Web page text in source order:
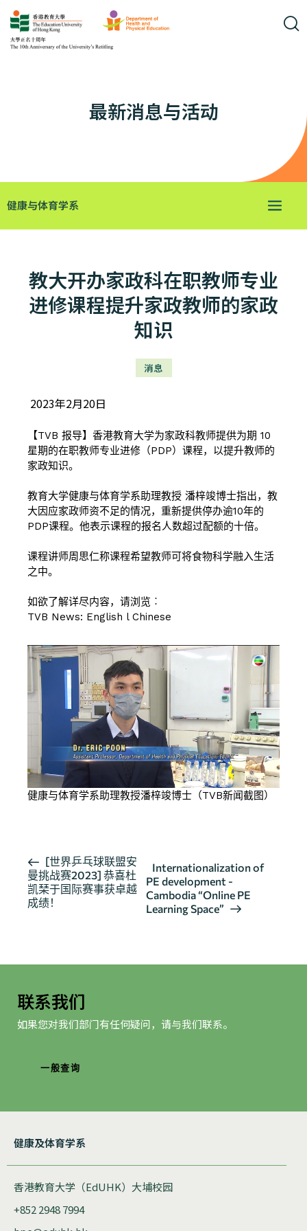
最新消息与活动
健康与体育学系
教大开办家政科在职教师专业
进修课程提升家政教师的家政
知识
消息
2023年2月20日
【TVB 报导】香港教育大学为家政科教师提供为期 10
星期的在职教师专业进修（PDP）课程，以提升教师的
家政知识。
教育大学健康与体育学系助理教授 潘梓竣博士指出，教
大因应家政师资不足的情况，重新提供停办逾10年的
PDP课程。他表示课程的报名人数超过配额的十倍。
课程讲师周思仁称课程希望教师可将食物科学融入生活
之中。
如欲了解详尽内容，请浏览︰
TVB News: English l Chinese
健康与体育学系助理教授潘梓竣博士（TVB新闻截图）
活
动
导
[世界乒乓球联盟安
曼挑战赛2023] 恭喜杜
凯琹于国际赛事获卓越
成绩！
Internationalization of
PE development -
Cambodia “Online PE
Learning Space”
联系我们
如果您对我们部门有任何疑问，请与我们联系。
一般查询
健康及体育学系
香港教育大学（EdUHK）大埔校园
+852 2948 7994